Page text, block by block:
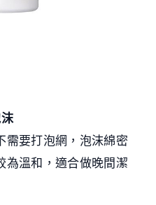
需要打泡網，泡沫綿密
為溫和，適合做晚間潔